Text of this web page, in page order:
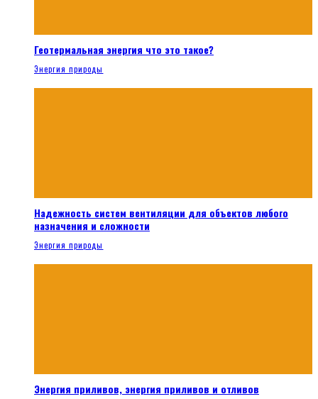
Геотермальная энергия что это такое?
Энергия природы
Надежность систем вентиляции для объектов любого
назначения и сложности
Энергия природы
Энергия приливов, энергия приливов и отливов